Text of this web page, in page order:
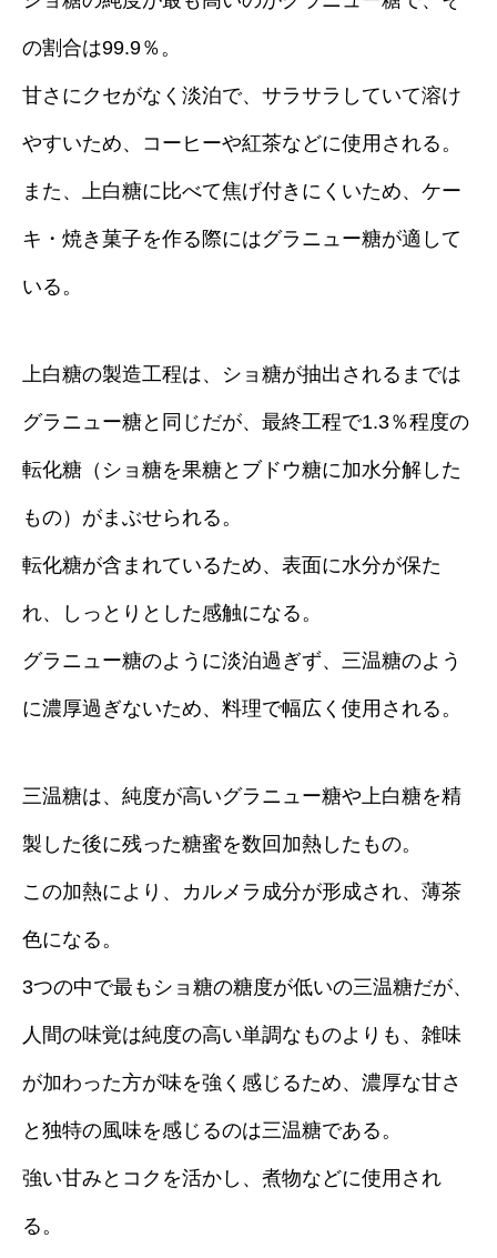
の割合は99.9％。
甘さにクセがなく淡泊で、サラサラしていて溶け
やすいため、コーヒーや紅茶などに使用される。
また、上白糖に比べて焦げ付きにくいため、ケー
キ・焼き菓子を作る際にはグラニュー糖が適して
いる。
上白糖の製造工程は、ショ糖が抽出されるまでは
グラニュー糖と同じだが、最終工程で1.3％程度の
転化糖（ショ糖を果糖とブドウ糖に加水分解した
もの）がまぶせられる。
転化糖が含まれているため、表面に水分が保た
れ、しっとりとした感触になる。
グラニュー糖のように淡泊過ぎず、三温糖のよう
に濃厚過ぎないため、料理で幅広く使用される。
三温糖は、純度が高いグラニュー糖や上白糖を精
製した後に残った糖蜜を数回加熱したもの。
この加熱により、カルメラ成分が形成され、薄茶
色になる。
3つの中で最もショ糖の糖度が低いの三温糖だが、
人間の味覚は純度の高い単調なものよりも、雑味
が加わった方が味を強く感じるため、濃厚な甘さ
と独特の風味を感じるのは三温糖である。
強い甘みとコクを活かし、煮物などに使用され
る。